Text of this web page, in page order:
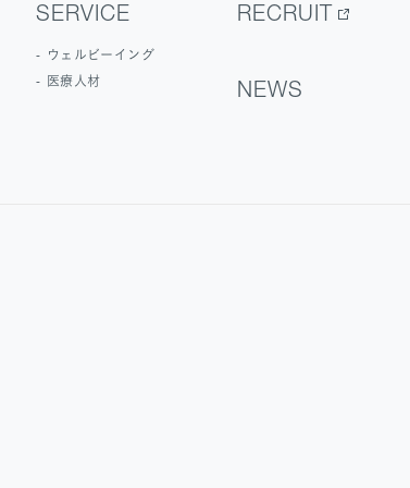
SERVICE
ウェルビーイング
医療人材
RECRUIT
NEWS